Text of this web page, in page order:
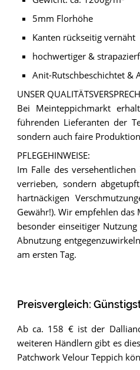
5mm Florhöhe
Kanten rückseitig vernäht
hochwertiger &
Anit-Rutschbeschichtet &
UNSER
Bei Meinteppichmarkt
führenden Lieferanten der
sondern auch faire
PFLEGEHINWEISE:
Im Falle des
verrieben, sondern
hartnäckigen
Gewähr!). Wir empfehlen
besonder einseitiger
Abnutzung
am ersten Tag.
Preisvergleich:
Ab ca. 158 € ist der
weiteren Händlern gibt es
Patchwork Velour Teppich